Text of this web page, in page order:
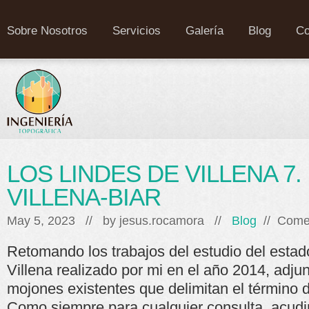
Sobre Nosotros Servicios Galería Blog
LOS LINDES DE VILLENA
VILLENA-BIAR
May 5, 2023 // by jesus.rocamora // Blog //
Retomando los trabajos del estudio del
Villena realizado por mi en el año 2014,
mojones existentes que delimitan el término